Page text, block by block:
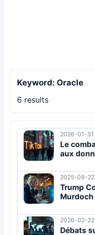
Keyword: Oracle
6 results
2026-01-31
Le
aux
2025-09-22
Trump
2026-02-22
Débats